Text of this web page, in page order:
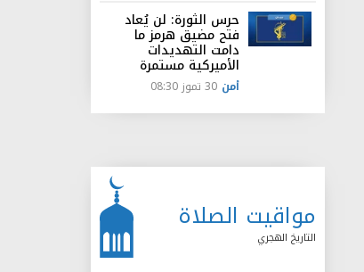
حرس الثورة: لن يُعاد
فتح مضيق هرمز ما
دامت التهديدات
الأميركية مستمرة
أمن 30 تموز 08:30
مواقيت الصلاة
التاريخ الهجري